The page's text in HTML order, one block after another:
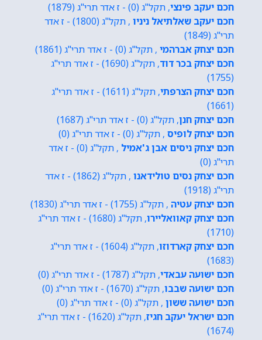
חכם יעקב פינצי, תקל"ג (0) - ז אדר תרי"ג (1879)
חכם יעקב שאלתיאל ניניו
, תקל"ג (1800) - ז אדר
תרי"ג (1849)
חכם יצחק אברהמי , תקל"ג (0) - ז אדר תרי"ג (1861)
חכם יצחק בכר דוד
, תקל"ג (1690) - ז אדר תרי"ג
(1755)
חכם יצחק הצרפתי
, תקל"ג (1611) - ז אדר תרי"ג
(1661)
חכם יצחק חנן, תקל"ג (0) - ז אדר תרי"ג (1687)
חכם יצחק לופיס , תקל"ג (0) - ז אדר תרי"ג (0)
חכם יצחק ניסים אבן ג'אמיל
, תקל"ג (0) - ז אדר
תרי"ג (0)
חכם יצחק נסים טולידאנו
, תקל"ג (1862) - ז אדר
תרי"ג (1918)
חכם יצחק עטיה , תקל"ג (1755) - ז אדר תרי"ג (1830)
חכם יצחק קאוואליירו
, תקל"ג (1680) - ז אדר תרי"ג
(1710)
חכם יצחק קארדוזו
, תקל"ג (1604) - ז אדר תרי"ג
(1683)
חכם ישועה עבאדי, תקל"ג (1787) - ז אדר תרי"ג (0)
חכם ישועה שבבו, תקל"ג (1670) - ז אדר תרי"ג (0)
חכם ישועה ששון , תקל"ג (0) - ז אדר תרי"ג (0)
חכם ישראל יעקב חגיז
, תקל"ג (1620) - ז אדר תרי"ג
(1674)